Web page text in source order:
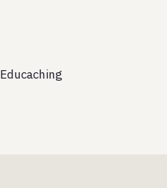
Educaching